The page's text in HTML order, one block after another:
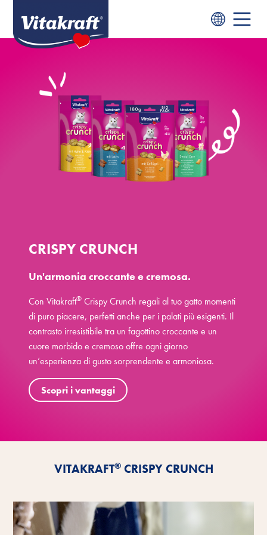
CRISPY CRUNCH
Un'armonia croccante e cremosa.
Con Vitakraft® Crispy Crunch regali al tuo gatto momenti
di puro piacere, perfetti anche per i palati più esigenti. Il
contrasto irresistibile tra un fagottino croccante e un
cuore morbido e cremoso offre ogni giorno
un’esperienza di gusto sorprendente e armoniosa.
Scopri i vantaggi
VITAKRAFT®CRISPY CRUNCH